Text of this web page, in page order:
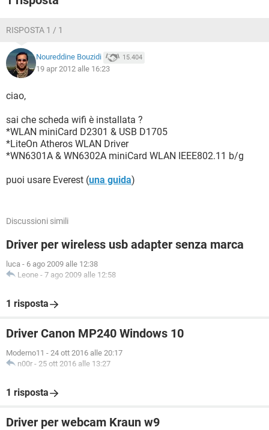
RISPOSTA 1 / 1
Noureddine Bouzidi 15.404
19 apr 2012 alle 16:23
ciao,
sai che scheda wifi è installata ?
*WLAN miniCard D2301 & USB D1705
*LiteOn Atheros WLAN Driver
*WN6301A & WN6302A miniCard WLAN IEEE802.11 b/g
puoi usare Everest (una guida)
Discussioni simili
Driver per wireless usb adapter senza marca
luca - 6 ago 2009 alle 12:38
Leone - 7 ago 2009 alle 12:58
1 risposta
Driver Canon MP240 Windows 10
Moderno11 - 24 ott 2016 alle 20:17
n00r - 25 ott 2016 alle 13:27
1 risposta
Driver per webcam Kraun w9